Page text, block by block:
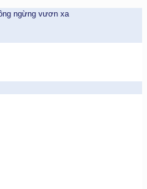
ngừng vươn xa